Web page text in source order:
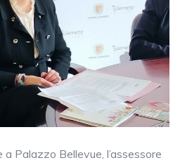
Palazzo Bellevue, l’assessore